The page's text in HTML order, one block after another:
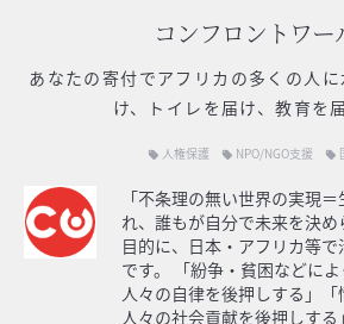
コンフロントワー
あなたの寄付でアフリカの多くの人
け、トイレを届け、教育を
local_offer 人権保護 local_offer NPO/NGO支援 local_offer
「不条理の無い世界の実現
れ、誰もが自分で未来を決
目的に、日本・アフリカ等
です。 「紛争・貧困などに
人々の自律を後押しする」「
人々の社会貢献を後押しす